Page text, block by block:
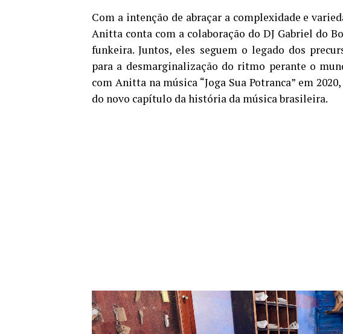
Com a intenção de abraçar a complexidade e
Anitta conta com a colaboração do DJ Gabriel do
funkeira. Juntos, eles seguem o legado dos
para a desmarginalização do ritmo perante o
com Anitta na música “Joga Sua Potranca” em
do novo capítulo da história da música brasileira.